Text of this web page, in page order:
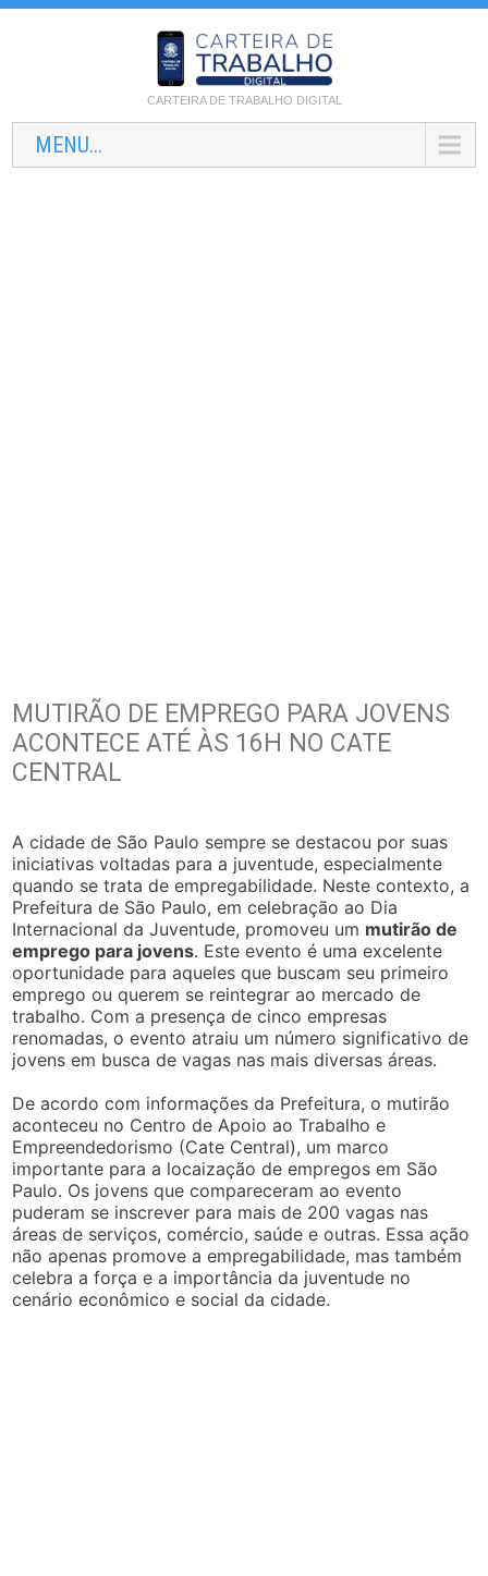
CARTEIRA DE TRABALHO DIGITAL
MENU...
MUTIRÃO DE EMPREGO PARA JOVENS
ACONTECE ATÉ ÀS 16H NO CATE
CENTRAL
A cidade de São Paulo sempre se destacou por suas
iniciativas voltadas para a juventude, especialmente
quando se trata de empregabilidade. Neste contexto, a
Prefeitura de São Paulo, em celebração ao Dia
Internacional da Juventude, promoveu um mutirão de
emprego para jovens. Este evento é uma excelente
oportunidade para aqueles que buscam seu primeiro
emprego ou querem se reintegrar ao mercado de
trabalho. Com a presença de cinco empresas
renomadas, o evento atraiu um número significativo de
jovens em busca de vagas nas mais diversas áreas.
De acordo com informações da Prefeitura, o mutirão
aconteceu no Centro de Apoio ao Trabalho e
Empreendedorismo (Cate Central), um marco
importante para a locaização de empregos em São
Paulo. Os jovens que compareceram ao evento
puderam se inscrever para mais de 200 vagas nas
áreas de serviços, comércio, saúde e outras. Essa ação
não apenas promove a empregabilidade, mas também
celebra a força e a importância da juventude no
cenário econômico e social da cidade.